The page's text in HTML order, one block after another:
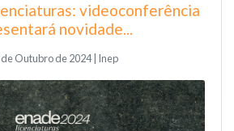
videoconferência
novidade...
de Outubro de 2024 | Inep